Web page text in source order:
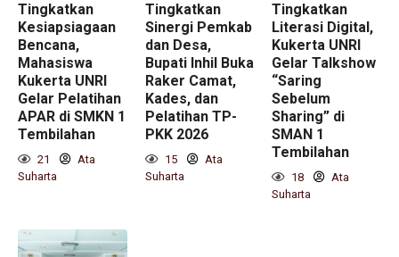
Tingkatkan
Kesiapsiagaan
Bencana,
Mahasiswa
Kukerta UNRI
Gelar Pelatihan
APAR di SMKN 1
Tembilahan
21
Ata
Suharta
Tingkatkan
Sinergi Pemkab
dan Desa,
Bupati Inhil Buka
Raker Camat,
Kades, dan
Pelatihan TP-
PKK 2026
15
Ata
Suharta
Tingkatkan
Literasi Digital,
Kukerta UNRI
Gelar Talkshow
“Saring
Sebelum
Sharing” di
SMAN 1
Tembilahan
18
Ata
Suharta